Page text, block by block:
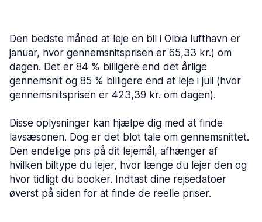
Den bedste måned at leje en bil i Olbia lufthavn er
januar, hvor gennemsnitsprisen er 65,33 kr.) om
dagen. Det er 84 % billigere end det årlige
gennemsnit og 85 % billigere end at leje i juli (hvor
gennemsnitsprisen er 423,39 kr. om dagen).
Disse oplysninger kan hjælpe dig med at finde
lavsæsonen. Dog er det blot tale om gennemsnittet.
Den endelige pris på dit lejemål, afhænger af
hvilken biltype du lejer, hvor længe du lejer den og
hvor tidligt du booker. Indtast dine rejsedatoer
øverst på siden for at finde de reelle priser.